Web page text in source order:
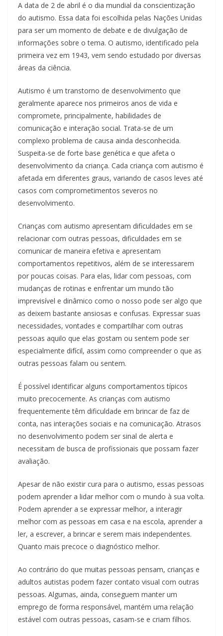
A data de 2 de abril é o dia mundial da conscientização
do autismo. Essa data foi escolhida pelas Nações Unidas
para ser um momento de debate e de divulgação de
informações sobre o tema. O autismo, identificado pela
primeira vez em 1943, vem sendo estudado por diversas
áreas da ciência.
Autismo é um transtorno de desenvolvimento que
geralmente aparece nos primeiros anos de vida e
compromete, principalmente, habilidades de
comunicação e interação social. Trata-se de um
complexo problema de causa ainda desconhecida.
Suspeita-se de forte base genética e que afeta o
desenvolvimento da criança. Cada criança com autismo é
afetada em diferentes graus, variando de casos leves até
casos com comprometimentos severos no
desenvolvimento.
Crianças com autismo apresentam dificuldades em se
relacionar com outras pessoas, dificuldades em se
comunicar de maneira efetiva e apresentam
comportamentos repetitivos, além de se interessarem
por poucas coisas. Para elas, lidar com pessoas, com
mudanças de rotinas e enfrentar um mundo tão
imprevisível e dinâmico como o nosso pode ser algo que
as deixem bastante ansiosas e confusas. Expressar suas
necessidades, vontades e compartilhar com outras
pessoas aquilo que elas gostam ou sentem pode ser
especialmente difícil, assim como compreender o que as
outras pessoas falam ou sentem.
É possível identificar alguns comportamentos típicos
muito precocemente. As crianças com autismo
frequentemente têm dificuldade em brincar de faz de
conta, nas interações sociais e na comunicação. Atrasos
no desenvolvimento podem ser sinal de alerta e
necessitam de busca de profissionais que possam fazer
avaliação.
Apesar de não existir cura para o autismo, essas pessoas
podem aprender a lidar melhor com o mundo à sua volta.
Podem aprender a se expressar melhor, a interagir
melhor com as pessoas em casa e na escola, aprender a
ler, a escrever, a brincar e serem mais independentes.
Quanto mais precoce o diagnóstico melhor.
Ao contrário do que muitas pessoas pensam, crianças e
adultos autistas podem fazer contato visual com outras
pessoas. Algumas, ainda, conseguem manter um
emprego de forma responsável, mantém uma relação
estável com outras pessoas, casam-se e criam filhos.